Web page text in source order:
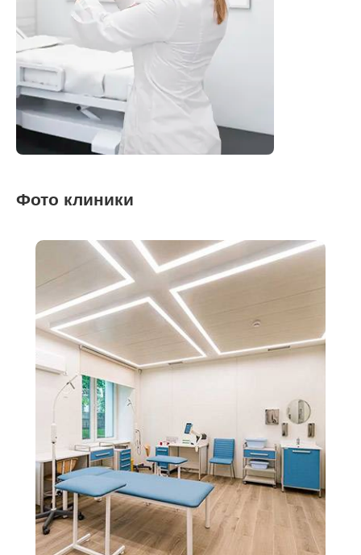
Фото клиники